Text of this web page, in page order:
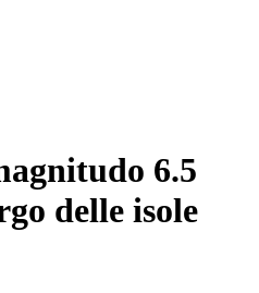
6.5
delle isole